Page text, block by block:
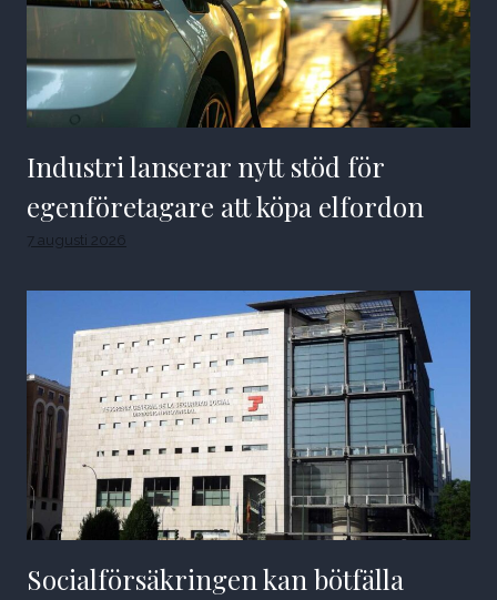
Industri lanserar nytt stöd för
egenföretagare att köpa elfordon
7 augusti 2026
Socialförsäkringen kan bötfälla